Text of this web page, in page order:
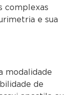
complexas
e sua
modalidade
de